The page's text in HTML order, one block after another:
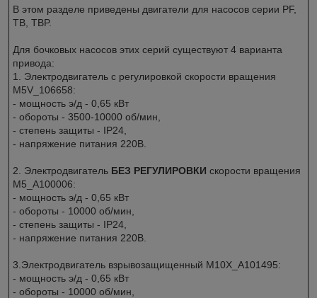
В этом разделе приведены двигатели для насосов серии PF,
TB, TBP.
Для бочковых насосов этих серий существуют 4 варианта
привода:
1. Электродвигатель с регулировкой скорости вращения
M5V_106658:
- мощность э/д - 0,65 кВт
- обороты - 3500-10000 об/мин,
- степень защиты - IP24,
- напряжение питания 220В.
2. Электродвигатель БЕЗ РЕГУЛИРОВКИ скорости вращения
M5_A100006:
- мощность э/д - 0,65 кВт
- обороты - 10000 об/мин,
- степень защиты - IP24,
- напряжение питания 220В.
3.Электродвигатель взрывозащищенный M10X_A101495:
- мощность э/д - 0,65 кВт
- обороты - 10000 об/мин,